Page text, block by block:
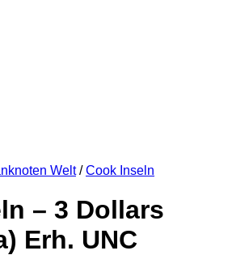
Welt / Cook Inseln
– 3 Dollars
Erh. UNC